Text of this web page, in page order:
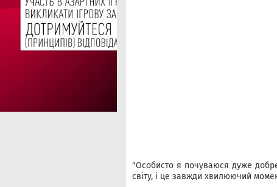
"Особисто я почуваюся дуже
світу, і це завжди хвилюючий